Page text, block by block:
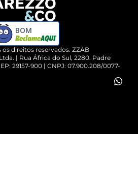
os direitos reservados. ZZAB
| Rua África do Sul, 2280. Padre
29157-900 | CNPJ: 07.900.208/0077-
BOM